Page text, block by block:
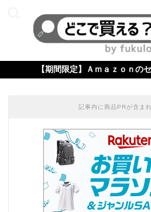
【期間限定】Ａｍａｚｏｎの
記事内に商品PRが含ま